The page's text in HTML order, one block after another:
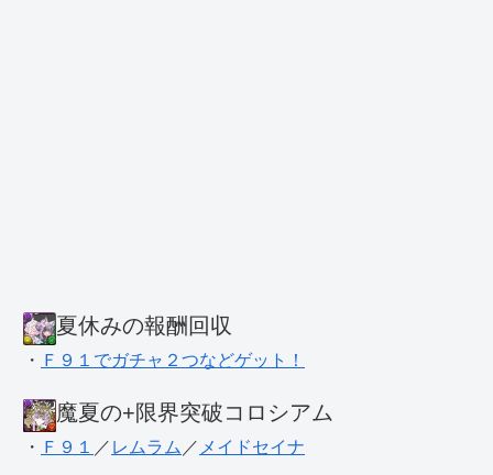
夏休みの報酬回収
・ Ｆ９１でガチャ２つなどゲット！
魔夏の+限界突破コロシアム
・ Ｆ９１ ／ レムラム ／ メイドセイナ